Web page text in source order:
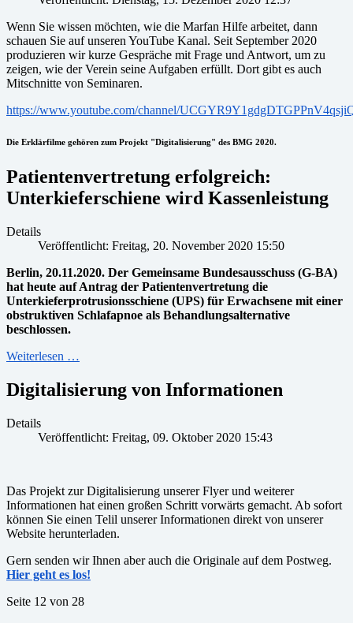
Wenn Sie wissen möchten, wie die Marfan Hilfe arbeitet, dann
schauen Sie auf unseren YouTube Kanal. Seit September 2020
produzieren wir kurze Gespräche mit Frage und Antwort, um zu
zeigen, wie der Verein seine Aufgaben erfüllt. Dort gibt es auch
Mitschnitte von Seminaren.
https://www.youtube.com/channel/
Die Erklärfilme gehören zum Projekt "Digitalisierung" des BMG 2020.
Patientenvertretung erfolgreich:
Unterkieferschiene wird Kassenleistung
Details
Veröffentlicht: Freitag, 20. November 2020 15:50
Berlin, 20.11.2020. Der Gemeinsame Bundesausschuss (G-BA)
hat heute auf Antrag der Patientenvertretung die
Unterkieferprotrusionsschiene (UPS) für Erwachsene mit einer
obstruktiven Schlafapnoe als Behandlungsalternative
beschlossen.
Weiterlesen …
Digitalisierung von Informationen
Details
Veröffentlicht: Freitag, 09. Oktober 2020 15:43
Das Projekt zur Digitalisierung unserer Flyer und weiterer
Informationen hat einen großen Schritt vorwärts gemacht. Ab sofort
können Sie einen Telil unserer Informationen direkt von unserer
Website herunterladen.
Gern senden wir Ihnen aber auch die Originale auf dem Postweg.
Hier geht es los!
Seite 12 von 28